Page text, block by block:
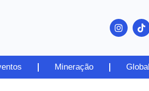
Mineração Global